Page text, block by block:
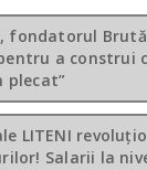
fondatorul
a construi
plecat”
LITENI
Salarii la